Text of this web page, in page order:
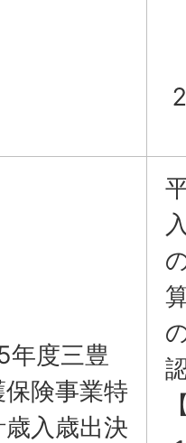
年度三豊
険事業特
歳入歳出決